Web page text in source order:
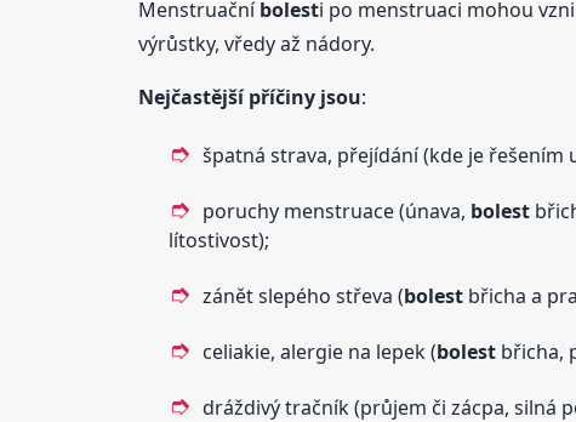
Menstruačníbolesti po menstruaci mohou
výrůstky, vředy až nádory.
Nejčastější příčiny jsou:
špatná strava, přejídání (kde je řešením
poruchy menstruace (únava, bolest
lítostivost);
zánět slepého střeva (bolestbřicha a
celiakie, alergie na lepek (bolestbřicha,
dráždivý tračník (průjem či zácpa, silná